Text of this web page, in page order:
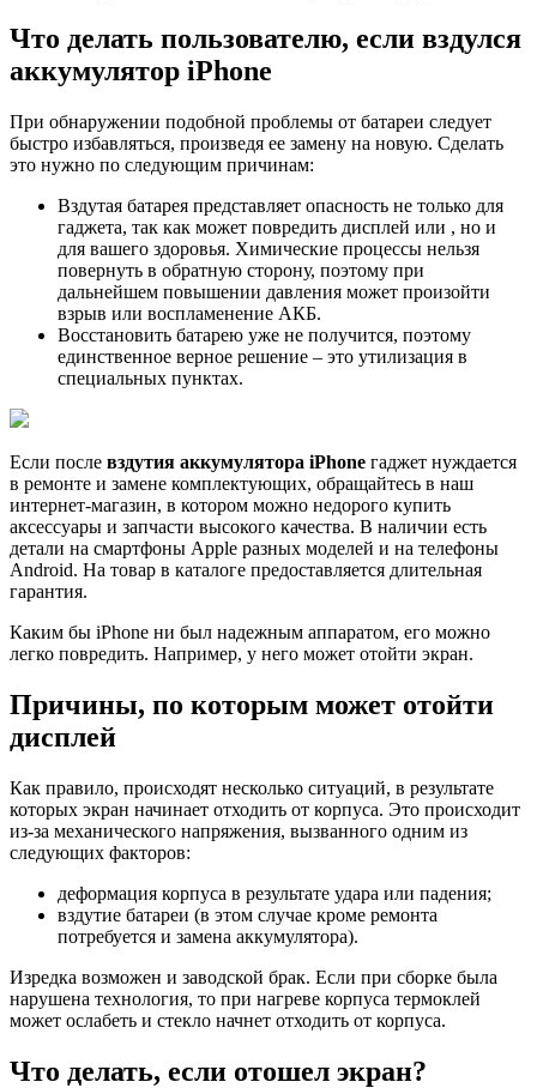
Что делать пользователю, если вздулся
аккумулятор iPhone
При обнаружении подобной проблемы от батареи следует
быстро избавляться, произведя ее замену на новую. Сделать
это нужно по следующим причинам:
Вздутая батарея представляет опасность не только для
гаджета, так как может повредить дисплей или , но и
для вашего здоровья. Химические процессы нельзя
повернуть в обратную сторону, поэтому при
дальнейшем повышении давления может произойти
взрыв или воспламенение АКБ.
Восстановить батарею уже не получится, поэтому
единственное верное решение – это утилизация в
специальных пунктах.
Если после вздутия аккумулятора iPhone гаджет нуждается
в ремонте и замене комплектующих, обращайтесь в наш
интернет-магазин, в котором можно недорого купить
аксессуары и запчасти высокого качества. В наличии есть
детали на смартфоны Apple разных моделей и на телефоны
Android. На товар в каталоге предоставляется длительная
гарантия.
Каким бы iPhone ни был надежным аппаратом, его можно
легко повредить. Например, у него может отойти экран.
Причины, по которым может отойти
дисплей
Как правило, происходят несколько ситуаций, в результате
которых экран начинает отходить от корпуса. Это происходит
из-за механического напряжения, вызванного одним из
следующих факторов:
деформация корпуса в результате удара или падения;
вздутие батареи (в этом случае кроме ремонта
потребуется и замена аккумулятора).
Изредка возможен и заводской брак. Если при сборке была
нарушена технология, то при нагреве корпуса термоклей
может ослабеть и стекло начнет отходить от корпуса.
Что делать, если отошел экран?